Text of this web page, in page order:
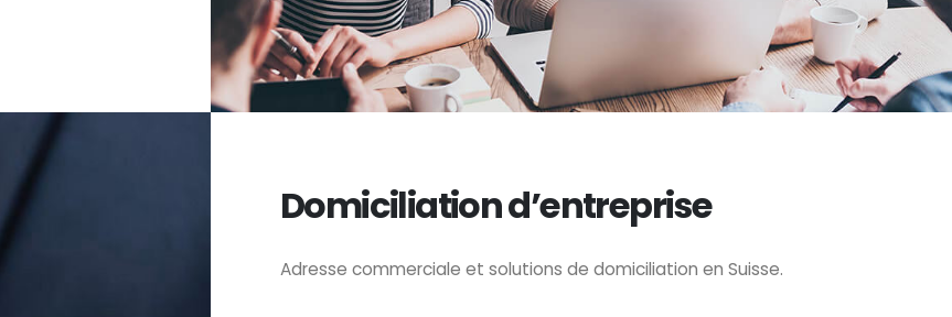
Domiciliation d’entreprise
Adresse commerciale et solutions de domiciliation en Suisse.